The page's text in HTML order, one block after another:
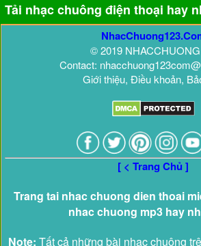
Tải nhạc chuông điện thoại hay
© 2019
Contact:
Giới thiệu, Điều khoản,
[ < Trang Chủ ]
Trang tai nhac chuong dien thoai
nhac chuong mp3 hay
Note: Tất cả những bài nhạc chuông